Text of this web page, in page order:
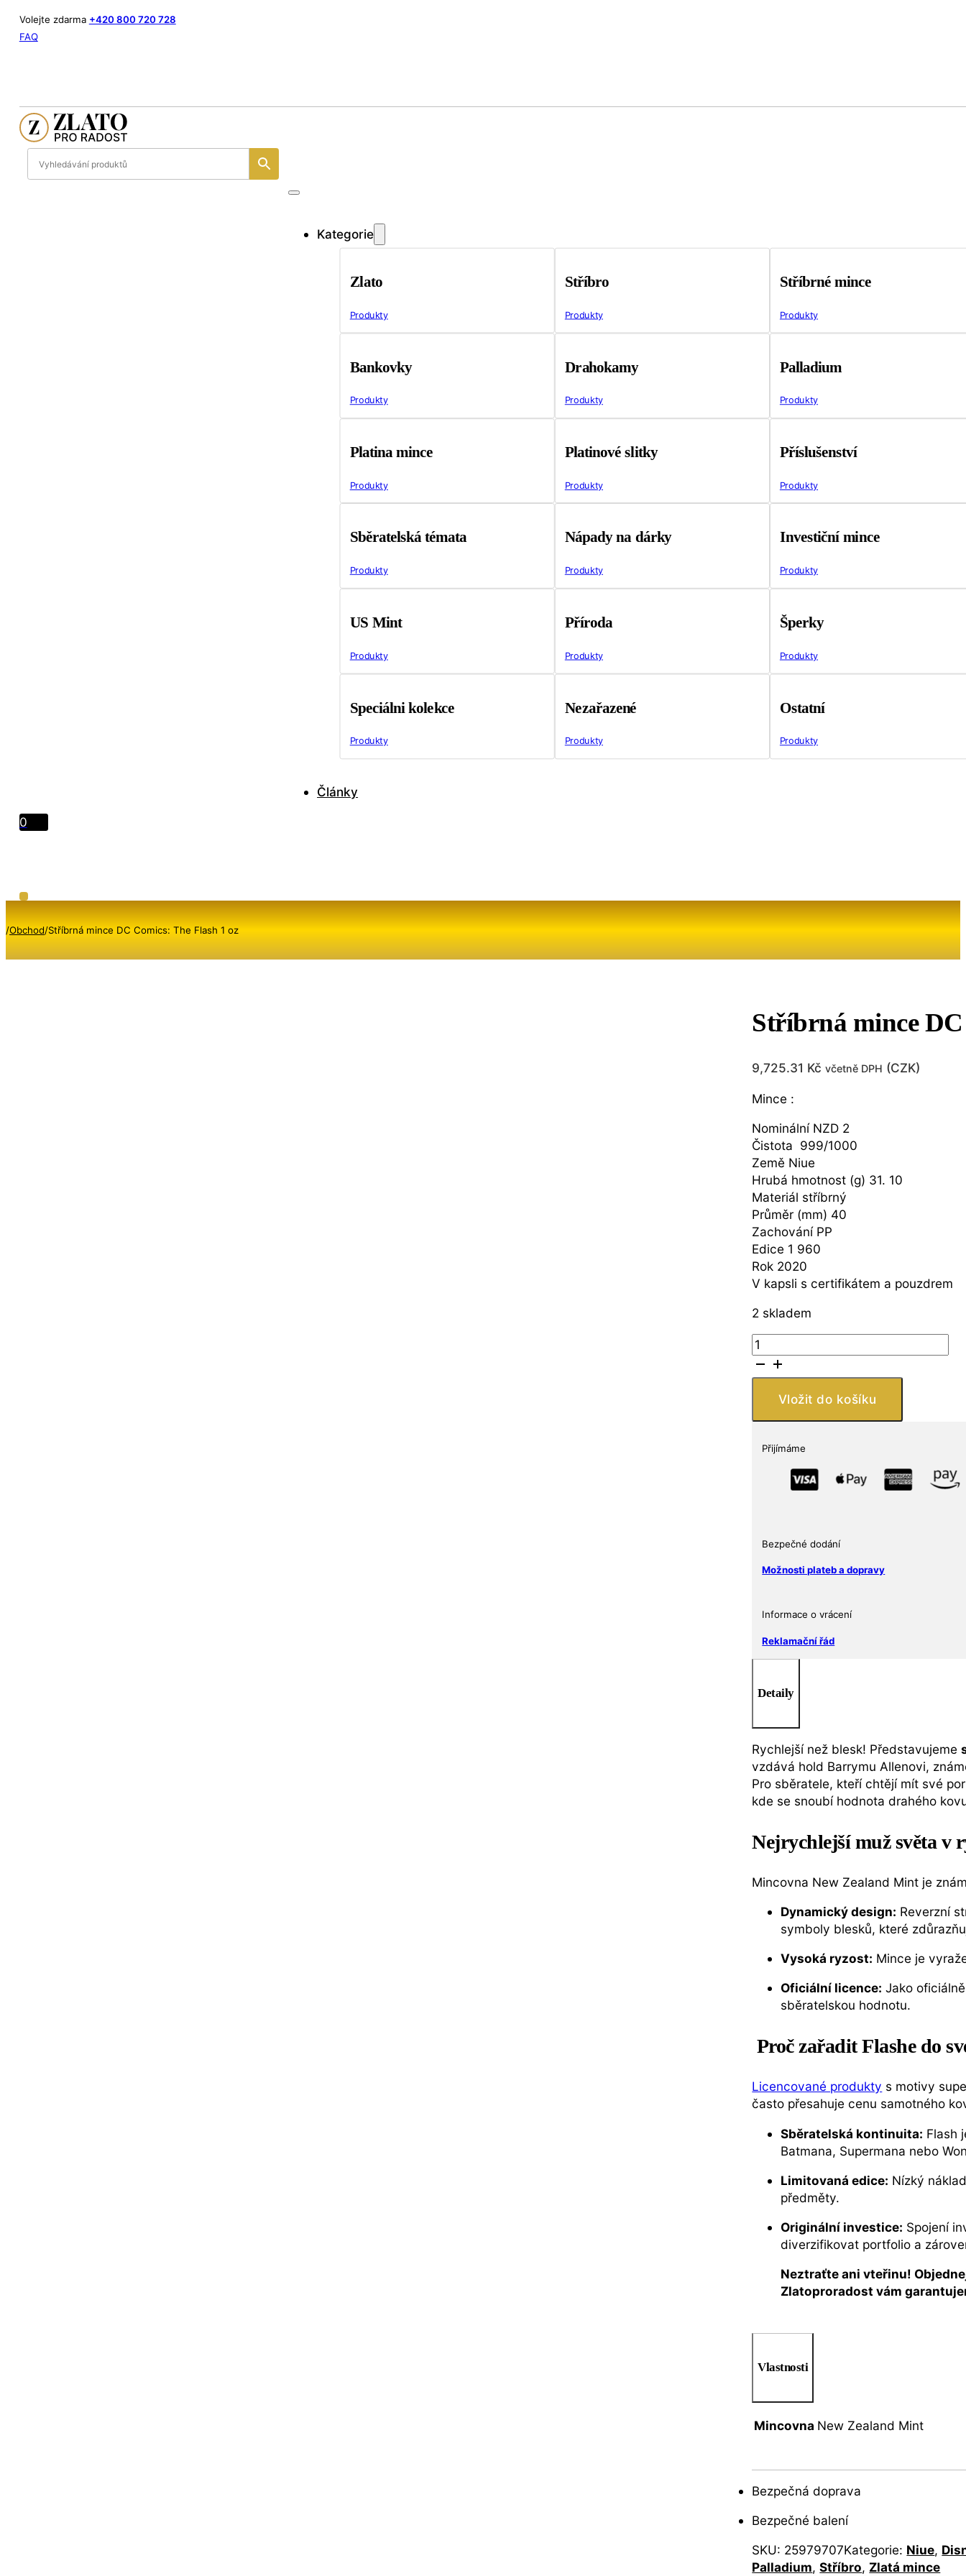
Volejte zdarma +420 800 720 728
FAQ
Kategorie
Zlato
Produkty
Stříbro
Produkty
Stříbrné mince
Produkty
Bankovky
Produkty
Drahokamy
Produkty
Palladium
Produkty
Platina mince
Produkty
Platinové slitky
Produkty
Příslušenství
Produkty
Sběratelská témata
Produkty
Nápady na dárky
Produkty
Investiční mince
Produkty
US Mint
Produkty
Příroda
Produkty
Šperky
Produkty
Speciálni kolekce
Produkty
Nezařazené
Produkty
Ostatní
Produkty
Články
0
/Obchod/Stříbrná mince DC Comics: The Flash 1 oz
Stříbrná mince
9,725.31 Kč včetně DPH (CZK)
Mince :
Nominální NZD 2
Čistota 999/1000
Země Niue
Hrubá hmotnost (g) 31. 10
Materiál stříbrný
Průměr (mm) 40
Zachování PP
Edice 1 960
Rok 2020
V kapsli s certifikátem a pouzdrem
2 skladem
Stříbrná
mince
DC
Comics:
množství
Vložit do košíku
Přijímáme
Bezpečné dodání
Možnosti plateb a dopravy
Informace o vrácení
Reklamační řád
Detaily
Rychlejší než blesk! Představujeme
vzdává hold Barrymu Allenovi,
Pro sběratele, kteří chtějí mít své
kde se snoubí hodnota drahého
Nejrychlejší muž světa v
Mincovna New Zealand Mint je
Dynamický design: Reverzní
symboly blesků, které
Vysoká ryzost: Mince je
Oficiální licence: Jako
sběratelskou hodnotu.
Proč zařadit Flashe do
Licencované produkty s motivy
často přesahuje cenu samotného
Sběratelská kontinuita: Flash
Batmana, Supermana nebo
Limitovaná edice: Nízký
předměty.
Originální investice: Spojení
diverzifikovat portfolio a
Neztraťte ani vteřinu!
Zlatoproradost vám
Vlastnosti
Mincovna New Zealand Mint
Bezpečná doprava
Bezpečné balení
SKU: 25979707Kategorie: Niue,
Palladium,Stříbro, Zlatá mince